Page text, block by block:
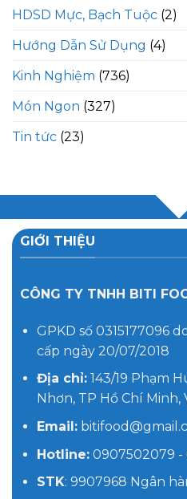
HDSD Mực, Bạch Tuộc (2)
Hướng Dẫn Sử Dụng (4)
Kinh Nghiệm (736)
Món Ngon (327)
Tin tức (23)
GIỚI THIỆU
CÔNG TY TNHH BITI
GPKD số 0315177096
cấp ngày 20/07/2018
Địa chỉ:143/19 Phạm
Nhơn, TP Hồ Chí Minh,
Email:
Hotline:0907502079 -
STK: 9907968 Ngân